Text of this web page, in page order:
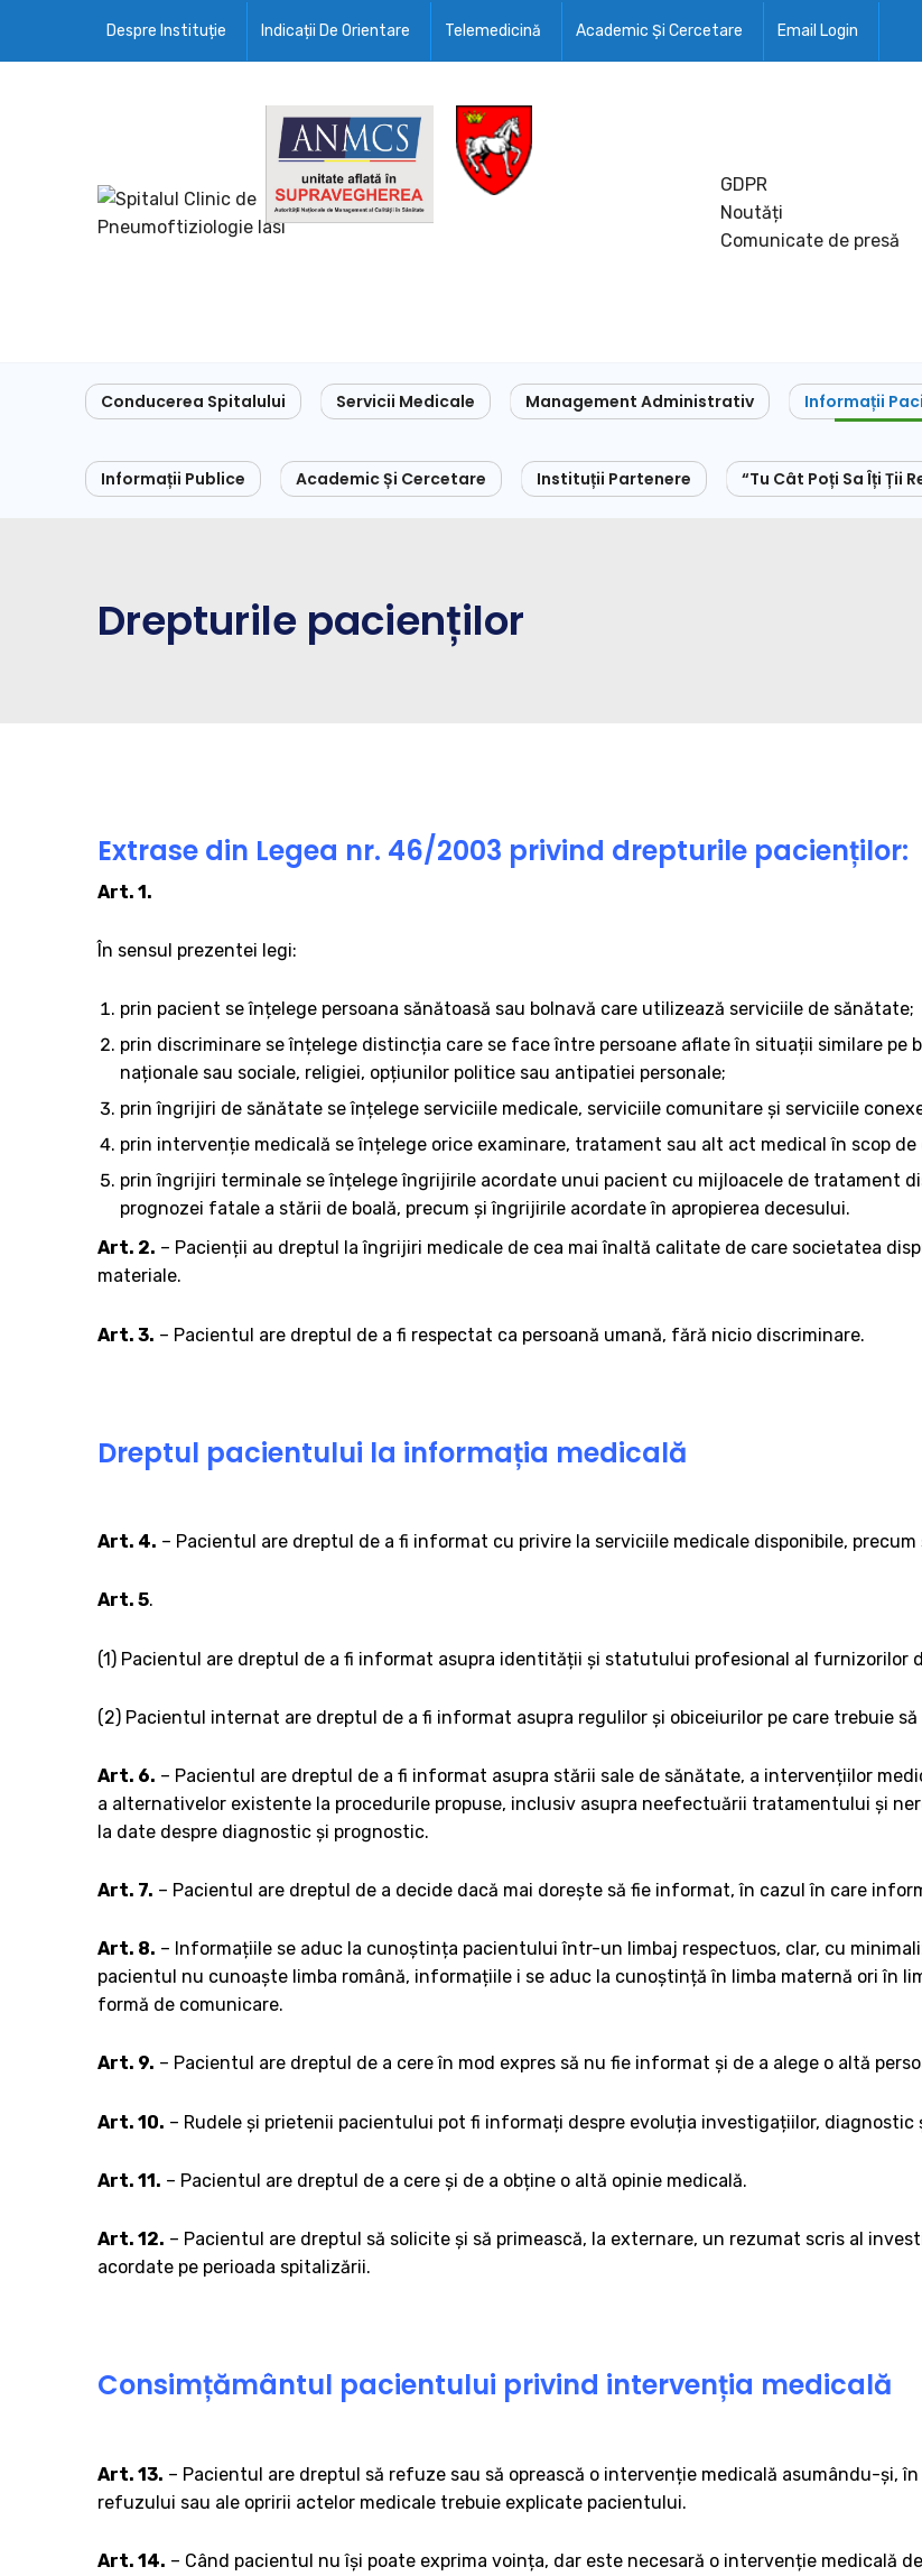
Despre Instituție Indicații De Orientare Telemedicină Academic Și Cercetare Email Login
GDPR
Noutăți
Comunicate de presă
Conducerea Spitalului Servicii Medicale Management Administrativ Informații
Informații Publice Academic Și Cercetare Instituții Partenere “Tu Cât Poți Sa Îți Ții
Drepturile pacienților
Extrase din Legea nr. 46/2003 privind drepturile pacienților:
Art. 1.
În sensul prezentei legi:
prin pacient se înțelege persoana sănătoasă sau bolnavă care utilizează serviciile de sănătate;
prin discriminare se înțelege distincția care se face între persoane aflate în situații similare pe
naționale sau sociale, religiei, opțiunilor politice sau antipatiei personale;
prin îngrijiri de sănătate se înțelege serviciile medicale, serviciile comunitare şi serviciile
prin intervenție medicală se înțelege orice examinare, tratament sau alt act medical în scop
prin îngrijiri terminale se înțelege îngrijirile acordate unui pacient cu mijloacele de tratament
prognozei fatale a stării de boală, precum şi îngrijirile acordate în apropierea decesului.
Art. 2. – Pacienții au dreptul la îngrijiri medicale de cea mai înaltă calitate de care societatea
materiale.
Art. 3. – Pacientul are dreptul de a fi respectat ca persoană umană, fără nicio discriminare.
Dreptul pacientului la informația medicală
Art. 4. – Pacientul are dreptul de a fi informat cu privire la serviciile medicale disponibile, precum
Art. 5.
(1) Pacientul are dreptul de a fi informat asupra identității și statutului profesional al furnizorilor
(2) Pacientul internat are dreptul de a fi informat asupra regulilor și obiceiurilor pe care trebuie
Art. 6. – Pacientul are dreptul de a fi informat asupra stării sale de sănătate, a intervențiilor
a alternativelor existente la procedurile propuse, inclusiv asupra neefectuării tratamentului și
la date despre diagnostic și prognostic.
Art. 7. – Pacientul are dreptul de a decide dacă mai dorește să fie informat, în cazul în care
Art. 8. – Informațiile se aduc la cunoștința pacientului într-un limbaj respectuos, clar, cu
pacientul nu cunoaște limba română, informațiile i se aduc la cunoștință în limba maternă ori în
formă de comunicare.
Art. 9. – Pacientul are dreptul de a cere în mod expres să nu fie informat și de a alege o altă
Art. 10. – Rudele și prietenii pacientului pot fi informați despre evoluția investigațiilor,
Art. 11. – Pacientul are dreptul de a cere și de a obține o altă opinie medicală.
Art. 12. – Pacientul are dreptul să solicite și să primească, la externare, un rezumat scris al
acordate pe perioada spitalizării.
Consimțământul pacientului privind intervenția medicală
Art. 13. – Pacientul are dreptul să refuze sau să oprească o intervenție medicală asumându-și,
refuzului sau ale opririi actelor medicale trebuie explicate pacientului.
Art. 14. – Când pacientul nu își poate exprima voința, dar este necesară o intervenție medicală